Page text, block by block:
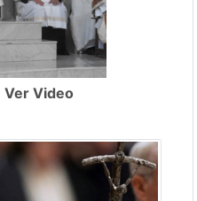
Ver Video